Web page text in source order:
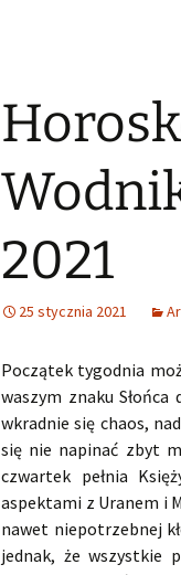
2021
25 stycznia 2021
Początek tygodnia
waszym znaku
wkradnie się chaos,
się nie napinać zbyt
czwartek pełnia
aspektami z Uranem i
nawet niepotrzebnej
jednak, że wszystkie